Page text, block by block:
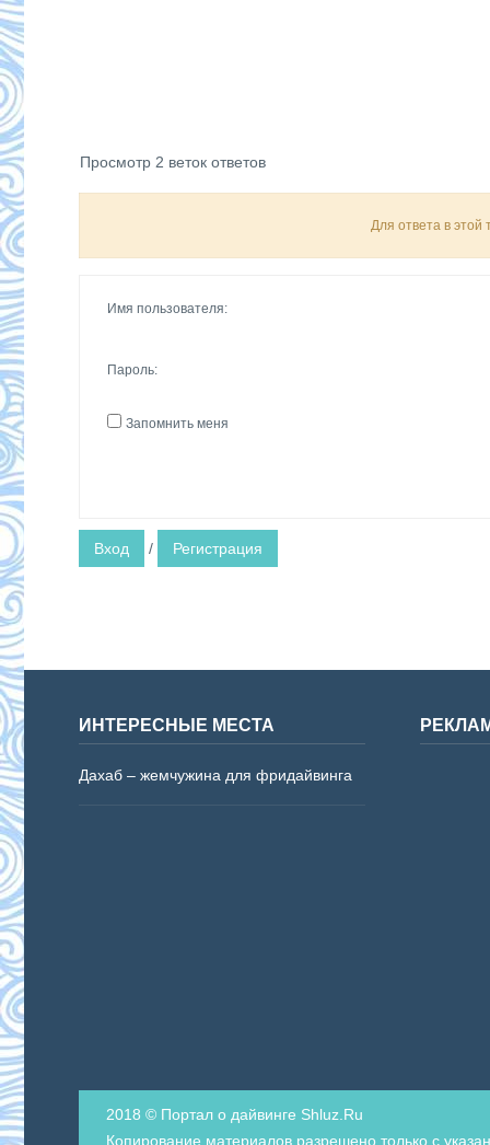
Просмотр 2 веток ответов
Для ответа в этой
Имя пользователя:
Пароль:
Запомнить меня
Вход / Регистрация
ИНТЕРЕСНЫЕ МЕСТА
Дахаб – жемчужина для фридайвинга
2018 © Портал о дайвинге Shluz.Ru
Копирование материалов разрешено только с